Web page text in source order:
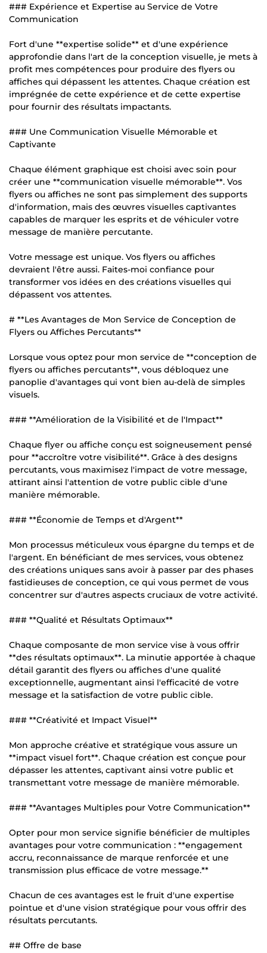
### Expérience et Expertise au Service de Votre
Communication
Fort d'une **expertise solide** et d'une expérience
approfondie dans l'art de la conception visuelle, je mets à
profit mes compétences pour produire des flyers ou
affiches qui dépassent les attentes. Chaque création est
imprégnée de cette expérience et de cette expertise
pour fournir des résultats impactants.
### Une Communication Visuelle Mémorable et
Captivante
Chaque élément graphique est choisi avec soin pour
créer une **communication visuelle mémorable**. Vos
flyers ou affiches ne sont pas simplement des supports
d'information, mais des œuvres visuelles captivantes
capables de marquer les esprits et de véhiculer votre
message de manière percutante.
Votre message est unique. Vos flyers ou affiches
devraient l'être aussi. Faites-moi confiance pour
transformer vos idées en des créations visuelles qui
dépassent vos attentes.
# **Les Avantages de Mon Service de Conception de
Flyers ou Affiches Percutants**
Lorsque vous optez pour mon service de **conception de
flyers ou affiches percutants**, vous débloquez une
panoplie d'avantages qui vont bien au-delà de simples
visuels.
### **Amélioration de la Visibilité et de l'Impact**
Chaque flyer ou affiche conçu est soigneusement pensé
pour **accroître votre visibilité**. Grâce à des designs
percutants, vous maximisez l'impact de votre message,
attirant ainsi l'attention de votre public cible d'une
manière mémorable.
### **Économie de Temps et d'Argent**
Mon processus méticuleux vous épargne du temps et de
l'argent. En bénéficiant de mes services, vous obtenez
des créations uniques sans avoir à passer par des phases
fastidieuses de conception, ce qui vous permet de vous
concentrer sur d'autres aspects cruciaux de votre activité.
### **Qualité et Résultats Optimaux**
Chaque composante de mon service vise à vous offrir
**des résultats optimaux**. La minutie apportée à chaque
détail garantit des flyers ou affiches d'une qualité
exceptionnelle, augmentant ainsi l'efficacité de votre
message et la satisfaction de votre public cible.
### **Créativité et Impact Visuel**
Mon approche créative et stratégique vous assure un
**impact visuel fort**. Chaque création est conçue pour
dépasser les attentes, captivant ainsi votre public et
transmettant votre message de manière mémorable.
### **Avantages Multiples pour Votre Communication**
Opter pour mon service signifie bénéficier de multiples
avantages pour votre communication : **engagement
accru, reconnaissance de marque renforcée et une
transmission plus efficace de votre message.**
Chacun de ces avantages est le fruit d'une expertise
pointue et d'une vision stratégique pour vous offrir des
résultats percutants.
## Offre de base